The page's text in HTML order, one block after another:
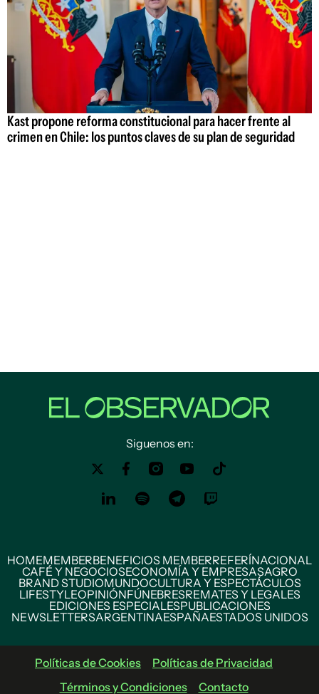
Kast propone reforma constitucional para hacer frente al
crimen en Chile: los puntos claves de su plan de seguridad
Siguenos en:
HOMEMEMBERBENEFICIOS MEMBERREFERÍNACIONAL
CAFÉ Y NEGOCIOSECONOMÍA Y EMPRESASAGRO
BRAND STUDIOMUNDOCULTURA Y ESPECTÁCULOS
LIFESTYLEOPINIÓNFÚNEBRESREMATES Y LEGALES
EDICIONES ESPECIALESPUBLICACIONES
NEWSLETTERSARGENTINAESPAÑAESTADOS UNIDOS
Políticas de Cookies
Políticas de Privacidad
Términos y Condiciones
Contacto